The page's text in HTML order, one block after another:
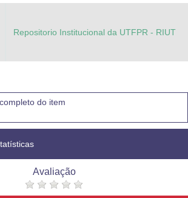
Repositorio Institucional da UTFPR - RIUT
do item
Avaliação